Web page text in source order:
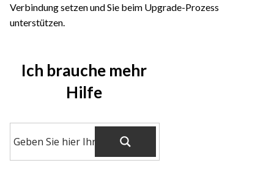
Verbindung setzen und Sie beim Upgrade-Prozess
unterstützen.
Ich brauche mehr
Hilfe